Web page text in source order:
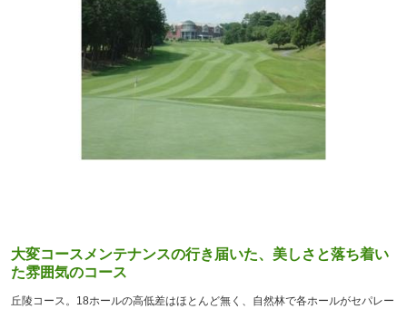
大変コースメンテナンスの行き届いた、美しさと落ち着い
た雰囲気のコース
丘陵コース。18ホールの高低差はほとんど無く、自然林で各ホールがセパレー